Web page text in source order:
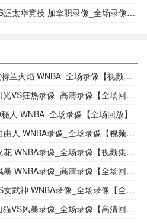
竞技 加拿职录像_全场录像【高清回放】
火焰 WNBA_全场录像【视频集锦】
狂热录像_高清录像【全场回放】
人 WNBA_全场录像【全场回放】
WNBA录像_全场录像【视频集锦】
WNBA录像_全场录像【视频集锦】
WNBA录像_高清录像【全场回放】
WNBA录像_全场录像【全场回放】
风暴录像_全场录像【高清回放】